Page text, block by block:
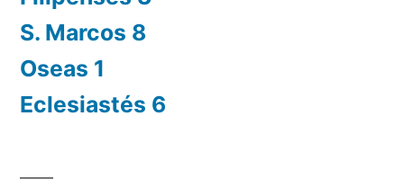
S. Marcos 8
Oseas 1
Eclesiastés 6